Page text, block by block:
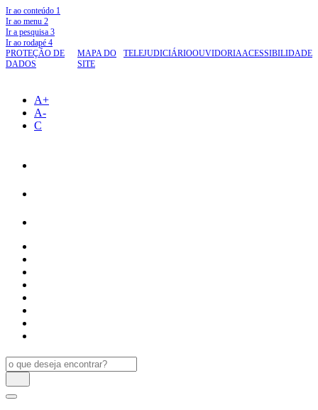
Ir ao conteúdo 1
Ir ao menu 2
Ir a pesquisa 3
Ir ao rodapé 4
PROTEÇÃO DE
DADOS
MAPA DO
SITE
TELEJUDICIÁRIOOUVIDORIAACESSIBILIDADE
A+
A-
C